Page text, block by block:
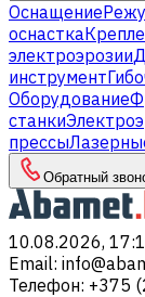
Оснащение
оснастка
электроэрозии
инструмент
Оборудование
станки
прессы
Обратный
10.08.2026,
Email:
Телефон: +375